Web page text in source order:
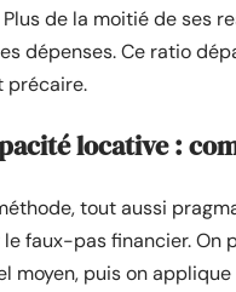
Plus de la moitié de ses
dépenses. Ce ratio
précaire.
locative :
tout aussi
faux-pas financier. On
moyen, puis on